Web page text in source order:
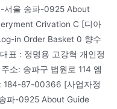
서울 송파-0925 About
Crivation C [디아
in Order Basket 0 향수
표 : 정명용 고강혁 개인정
소: 송파구 법원로 114 엠
184-87-00366 [사업자정
파-0925 About Guide